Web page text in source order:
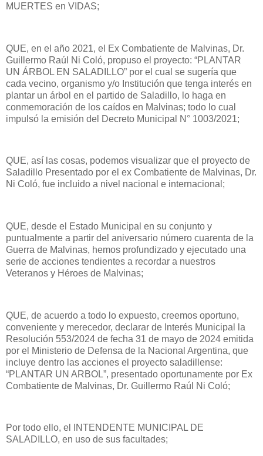
MUERTES en VIDAS;
QUE, en el año 2021, el Ex Combatiente de Malvinas, Dr.
Guillermo Raúl Ni Coló, propuso el proyecto: “PLANTAR
UN ÁRBOL EN SALADILLO” por el cual se sugería que
cada vecino, organismo y/o Institución que tenga interés en
plantar un árbol en el partido de Saladillo, lo haga en
conmemoración de los caídos en Malvinas; todo lo cual
impulsó la emisión del Decreto Municipal N° 1003/2021;
QUE, así las cosas, podemos visualizar que el proyecto de
Saladillo Presentado por el ex Combatiente de Malvinas, Dr.
Ni Coló, fue incluido a nivel nacional e internacional;
QUE, desde el Estado Municipal en su conjunto y
puntualmente a partir del aniversario número cuarenta de la
Guerra de Malvinas, hemos profundizado y ejecutado una
serie de acciones tendientes a recordar a nuestros
Veteranos y Héroes de Malvinas;
QUE, de acuerdo a todo lo expuesto, creemos oportuno,
conveniente y merecedor, declarar de Interés Municipal la
Resolución 553/2024 de fecha 31 de mayo de 2024 emitida
por el Ministerio de Defensa de la Nacional Argentina, que
incluye dentro las acciones el proyecto saladillense:
“PLANTAR UN ARBOL”, presentado oportunamente por Ex
Combatiente de Malvinas, Dr. Guillermo Raúl Ni Coló;
Por todo ello, el INTENDENTE MUNICIPAL DE
SALADILLO, en uso de sus facultades;